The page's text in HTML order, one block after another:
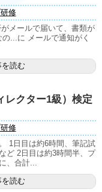
修
メールで届いて、書類が
...に メールで通知がく
読む
レクター1級）検定
修
1日目は約6時間、筆記試
ど 2日目は約3時間半、プ
、合計...
読む